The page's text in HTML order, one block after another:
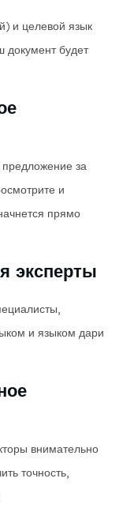
и целевой язык
документ будет
за
и
прямо
эксперты
и языком дари
внимательно
точность,